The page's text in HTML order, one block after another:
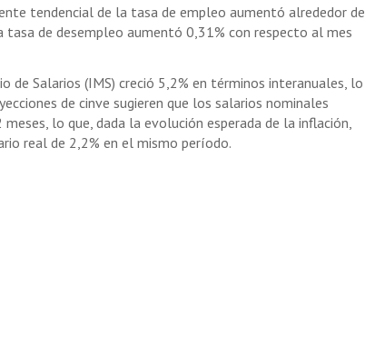
tendencial de la tasa de empleo aumentó alrededor de
de desempleo aumentó 0,31% con respecto al mes
de Salarios (IMS) creció 5,2% en términos interanuales, lo
de cinve sugieren que los salarios nominales
lo que, dada la evolución esperada de la inflación,
real de 2,2% en el mismo período.